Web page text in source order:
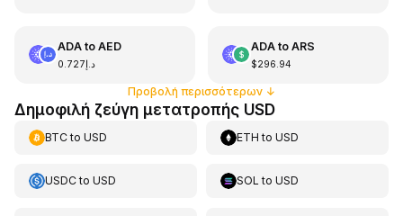
ADAto AED
د.إ0.727
ADAto ARS
$296.94
Προβολή περισσότερων↓
Δημοφιλή ζεύγη μετατροπής USD
BTCto USD ETH toUSD
USDCto USD SOL toUSD